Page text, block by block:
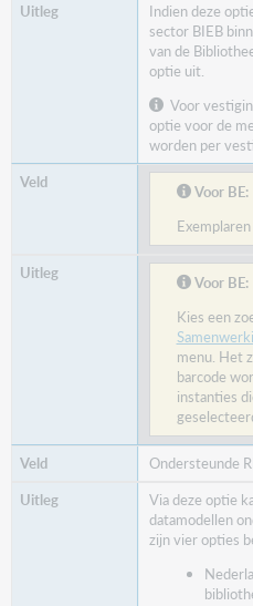
Indien deze
sector BIEB
van de
optie uit.
Voor
optie voor de
worden per
Voor BE:
Voor BE:
Kies een
menu. Het
barcode
instanties
Ondersteunde
Via deze optie
datamodellen
zijn vier opties